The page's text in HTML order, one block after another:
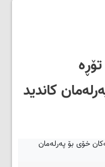
کاندید